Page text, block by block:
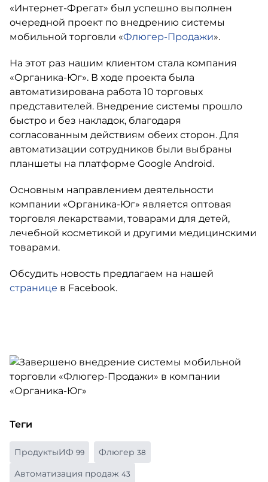
«Интернет-Фрегат» был успешно выполнен
очередной проект по внедрению системы
мобильной торговли «Флюгер-Продажи».
На этот раз нашим клиентом стала компания
«Органика-Юг». В ходе проекта была
автоматизирована работа 10 торговых
представителей. Внедрение системы прошло
быстро и без накладок, благодаря
согласованным действиям обеих сторон. Для
автоматизации сотрудников были выбраны
планшеты на платформе Google Android.
Основным направлением деятельности
компании «Органика-Юг» является оптовая
торговля лекарствами, товарами для детей,
лечебной косметикой и другими медицинскими
товарами.
Обсудить новость предлагаем на нашей
странице в Facebook.
Теги
ПродуктыИФ 99 Флюгер 38
Автоматизация продаж 43